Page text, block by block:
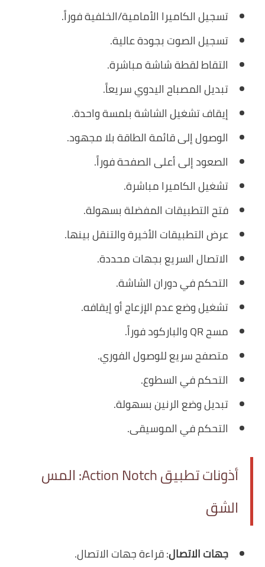
تسجيل الكاميرا الأمامية/الخلفية فوراً.
تسجيل الصوت بجودة عالية.
التقاط لقطة شاشة مباشرة.
تبديل المصباح اليدوي سريعاً.
إيقاف تشغيل الشاشة بلمسة واحدة.
الوصول إلى قائمة الطاقة بلا مجهود.
الصعود إلى أعلى الصفحة فوراً.
تشغيل الكاميرا مباشرة.
فتح التطبيقات المفضلة بسهولة.
عرض التطبيقات الأخيرة والتنقل بينها.
الاتصال السريع بجهات محددة.
التحكم في دوران الشاشة.
تشغيل وضع عدم الإزعاج أو إيقافه.
مسح QR والباركود فوراً.
متصفح سريع للوصول الفوري.
التحكم في السطوع.
تبديل وضع الرنين بسهولة.
التحكم في الموسيقى.
أذونات تطبيق Action Notch: المس
الشق
جهات الاتصال: قراءة جهات الاتصال.